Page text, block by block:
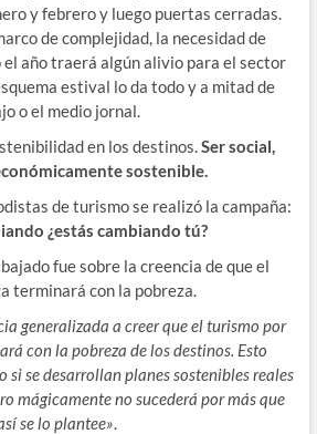
y febrero y luego puertas cerradas.
de complejidad, la necesidad de
año traerá algún alivio para el sector
estival lo da todo y a mitad de
o el medio jornal.
en los destinos.Ser social,
sostenible.
de turismo se realizó la campaña:
¿estás cambiando tú?
fue sobre la creencia de que el
terminará con la pobreza.
generalizada a creer que el turismo por
con la pobreza de los destinos. Esto
si se desarrollan planes sostenibles reales
mágicamente no sucederá por más que
se lo plantee».